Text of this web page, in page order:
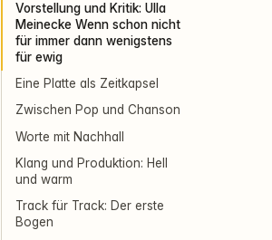
Vorstellung und Kritik: Ulla
Meinecke Wenn schon nicht
für immer dann wenigstens
für ewig
Eine Platte als Zeitkapsel
Zwischen Pop und Chanson
Worte mit Nachhall
Klang und Produktion: Hell
und warm
Track für Track: Der erste
Bogen